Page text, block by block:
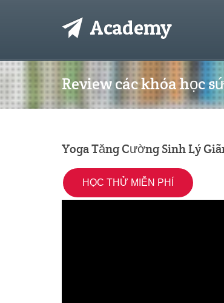
Review các khóa học
Yoga Tăng Cường Sinh Lý
HỌC THỬ MIỄN PHÍ